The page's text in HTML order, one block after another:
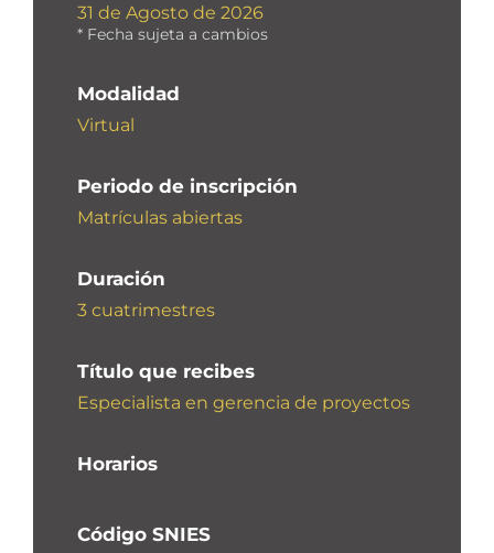
31 de Agosto de 2026
* Fecha sujeta a cambios
Modalidad
Virtual
Periodo de inscripción
Matrículas abiertas
Duración
3 cuatrimestres
Título que recibes
Especialista en gerencia de proyectos
Horarios
Código SNIES